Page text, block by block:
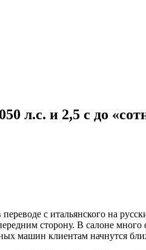
л.с. и 2,5 с до
с итальянского на
сторону. В салоне много
машин клиентам начнутся